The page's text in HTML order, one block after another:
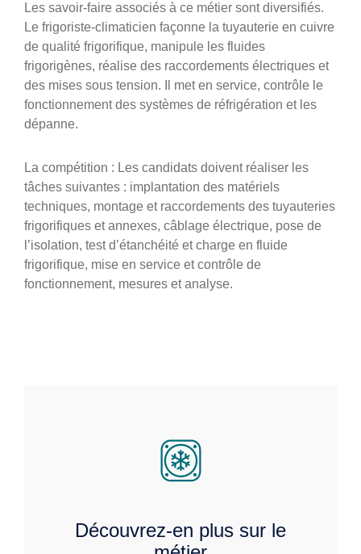
Les savoir-faire associés à ce métier sont diversifiés.
Le frigoriste-climaticien façonne la tuyauterie en cuivre
de qualité frigorifique, manipule les fluides
frigorigènes, réalise des raccordements électriques et
des mises sous tension. Il met en service, contrôle le
fonctionnement des systèmes de réfrigération et les
dépanne.
La compétition : Les candidats doivent réaliser les
tâches suivantes : implantation des matériels
techniques, montage et raccordements des tuyauteries
frigorifiques et annexes, câblage électrique, pose de
l’isolation, test d’étanchéité et charge en fluide
frigorifique, mise en service et contrôle de
fonctionnement, mesures et analyse.
Découvrez-en plus sur le